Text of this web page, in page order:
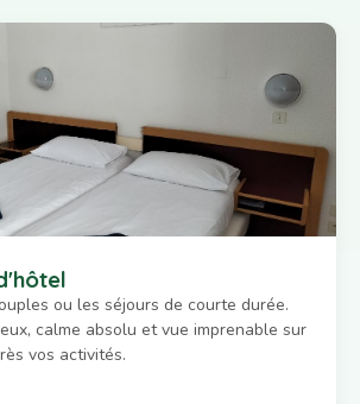
ou les séjours de courte durée.
calme absolu et vue imprenable sur
vos activités.